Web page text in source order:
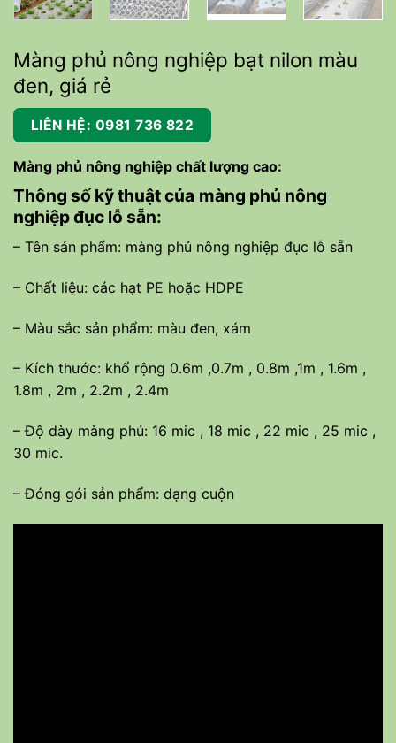
Màng phủ nông nghiệp bạt nilon màu
đen, giá rẻ
LIÊN HỆ: 0981 736 822
Màng phủ nông nghiệp chất lượng cao:
Thông số kỹ thuật của màng phủ nông
nghiệp đục lỗ sẵn:
– Tên sản phẩm: màng phủ nông nghiệp đục lỗ sẵn
– Chất liệu: các hạt PE hoặc HDPE
– Màu sắc sản phẩm: màu đen, xám
– Kích thước: khổ rộng 0.6m ,0.7m , 0.8m ,1m , 1.6m ,
1.8m , 2m , 2.2m , 2.4m
– Độ dày màng phủ: 16 mic , 18 mic , 22 mic , 25 mic ,
30 mic.
– Đóng gói sản phẩm: dạng cuộn